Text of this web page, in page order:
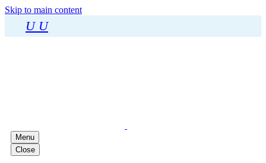
Skip to main content
U U
Menu
Close